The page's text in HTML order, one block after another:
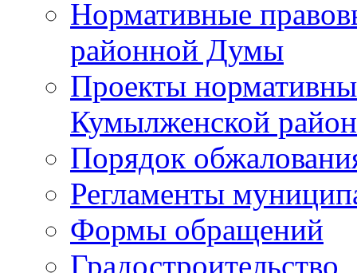
Нормативные
районной Думы
Проекты
Кумылженской
Порядок
Регламенты
Формы обращений
Градостроительство